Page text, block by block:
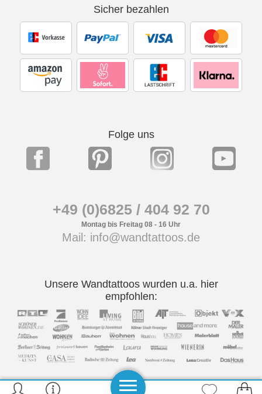
Sicher bezahlen
Folge uns
+49 (0)6825 / 404 92 70
Montag bis Freitag 08 - 16 Uhr
Mail: info@wandtattoos.de
Unsere Wandtattoos wurden u.a. hier
empfohlen: